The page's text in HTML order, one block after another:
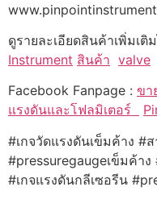
ดูรายละเอียดสินค้าเพิ่มเติ
Instrument สินค้า valve
Facebook Fanpage : ขา
แรงดันและโฟลมิเตอร์
#เกจวัดแรงดันเข็มค้าง #
#pressuregaugeเข็มค้าง
#เกจแรงดันกลีเซอรีน